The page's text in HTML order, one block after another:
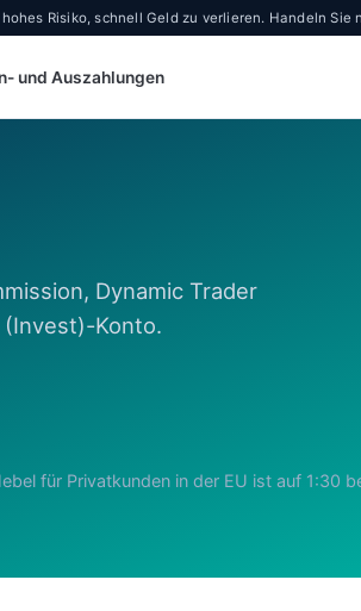
Risiko, schnell Geld zu verlieren. Handeln
und Auszahlungen
Dynamic Trader
(Invest)-Konto.
für Privatkunden in der EU ist auf 1:30